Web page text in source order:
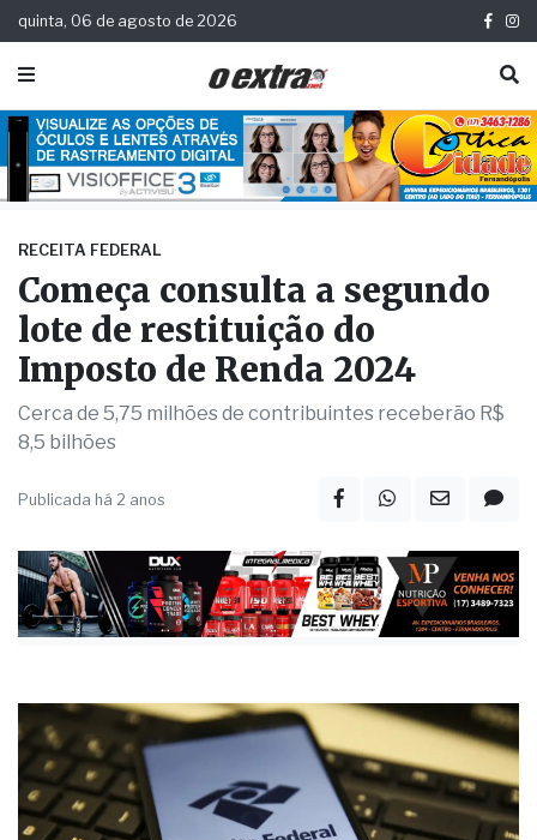
quinta, 06 de agosto de 2026
RECEITA FEDERAL
Começa consulta a segundo
lote de restituição do
Imposto de Renda 2024
Cerca de 5,75 milhões de contribuintes receberão R$